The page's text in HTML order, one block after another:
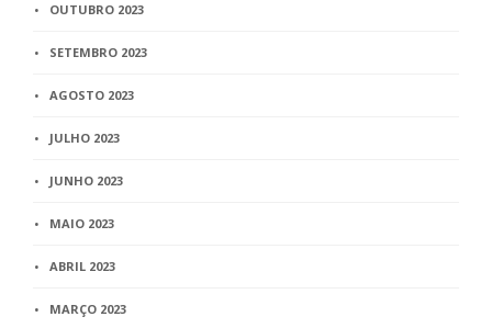
OUTUBRO 2023
SETEMBRO 2023
AGOSTO 2023
JULHO 2023
JUNHO 2023
MAIO 2023
ABRIL 2023
MARÇO 2023